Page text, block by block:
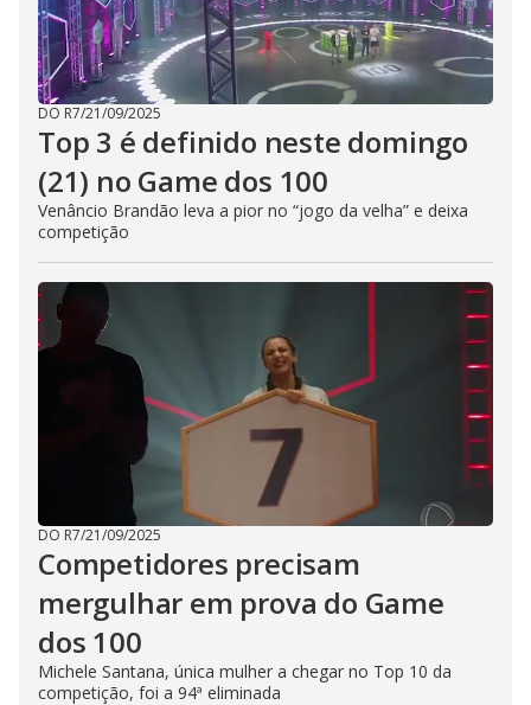
DO R7/21/09/2025
Top 3 é definido neste domingo
(21) no Game dos 100
Venâncio Brandão leva a pior no “jogo da velha” e deixa
competição
DO R7/21/09/2025
Competidores precisam
mergulhar em prova do Game
dos 100
Michele Santana, única mulher a chegar no Top 10 da
competição, foi a 94ª eliminada